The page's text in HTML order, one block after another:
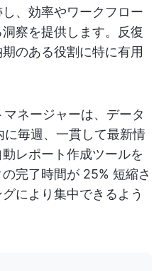
、効率やワークフロー
察を提供します。反復
のある役割に特に有用
マネージャーは、データ
毎週、一貫して最新情
レポート作成ツールを
完了時間が 25% 短縮さ
により集中できるよう